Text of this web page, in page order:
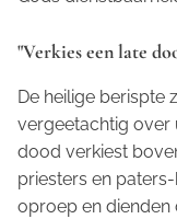
"Verkies een late
De heilige berispte
vergeetachtig over
dood verkiest
priesters en
oproep en dienden